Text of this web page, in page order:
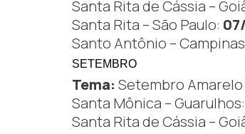
Santa Rita de Cássia –
Santa Rita – São Paulo:
Santo Antônio –
SETEMBRO
Tema: Setembro
Santa Mônica – Guarulhos:
Santa Rita de Cássia –